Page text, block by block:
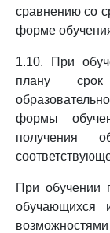
сравнению со
форме
1.10. При
плану
формы
получения
При обучении
обучающихся